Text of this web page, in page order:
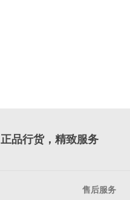
正品行货，精致服务
售后服务